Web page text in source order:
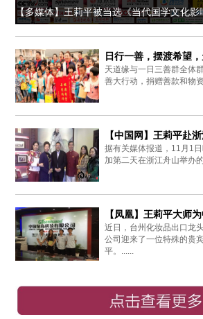
【多媒体】王莉平被当选《当代国学文化影
日行一善，摆渡希望
度爱心同行
天道缘与一日三善群全体
善大行动，捐赠善款和物
【中国网】王莉平赴
周易思想
据有关媒体报道，11月1
加第二天在浙江舟山举办的
【凤凰】王莉平大师
划布局
近日，台州化妆品出口龙
公司迎来了一位特殊的贵
平。......